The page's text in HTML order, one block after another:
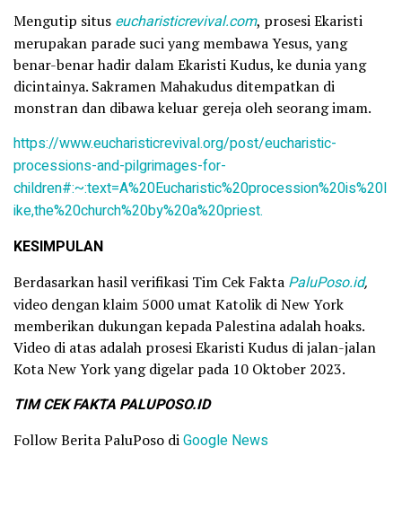
Mengutip situs eucharisticrevival.com, prosesi Ekaristi
merupakan parade suci yang membawa Yesus, yang
benar-benar hadir dalam Ekaristi Kudus, ke dunia yang
dicintainya. Sakramen Mahakudus ditempatkan di
monstran dan dibawa keluar gereja oleh seorang imam.
https://www.eucharisticrevival.org/post/eucharistic-
processions-and-pilgrimages-for-
children#:~:text=A%20Eucharistic%20procession%20is%20l
ike,the%20church%20by%20a%20priest.
KESIMPULAN
Berdasarkan hasil verifikasi Tim Cek Fakta PaluPoso.id,
video dengan klaim 5000 umat Katolik di New York
memberikan dukungan kepada Palestina adalah hoaks.
Video di atas adalah prosesi Ekaristi Kudus di jalan-jalan
Kota New York yang digelar pada 10 Oktober 2023.
TIM CEK FAKTA PALUPOSO.ID
Follow Berita PaluPoso diGoogle News